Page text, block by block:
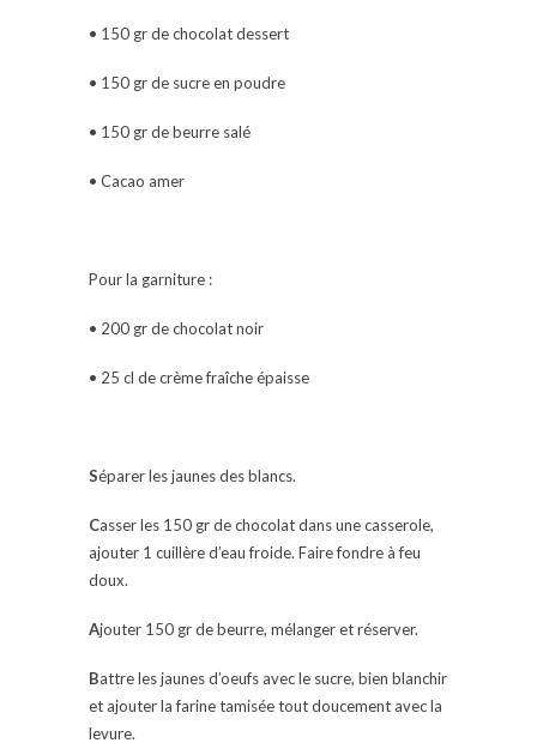
• 150 gr de chocolat dessert
• 150 gr de sucre en poudre
• 150 gr de beurre salé
• Cacao amer
Pour la garniture :
• 200 gr de chocolat noir
• 25 cl de crème fraîche épaisse
Séparer les jaunes des blancs.
Casser les 150 gr de chocolat dans une casserole,
ajouter 1 cuillère d’eau froide. Faire fondre à feu
doux.
Ajouter 150 gr de beurre, mélanger et réserver.
Battre les jaunes d’oeufs avec le sucre, bien blanchir
et ajouter la farine tamisée tout doucement avec la
levure.